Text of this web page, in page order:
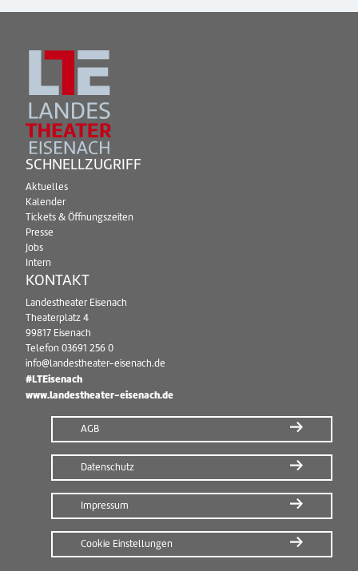
SCHNELLZUGRIFF
Aktuelles
Kalender
Tickets & Öffnungszeiten
Presse
Jobs
Intern
KONTAKT
Landestheater Eisenach
Theaterplatz 4
99817 Eisenach
Telefon 03691 256 0
info@landestheater-eisenach.de
#LTEisenach
www.landestheater-eisenach.de
AGB
Datenschutz
Impressum
Cookie Einstellungen